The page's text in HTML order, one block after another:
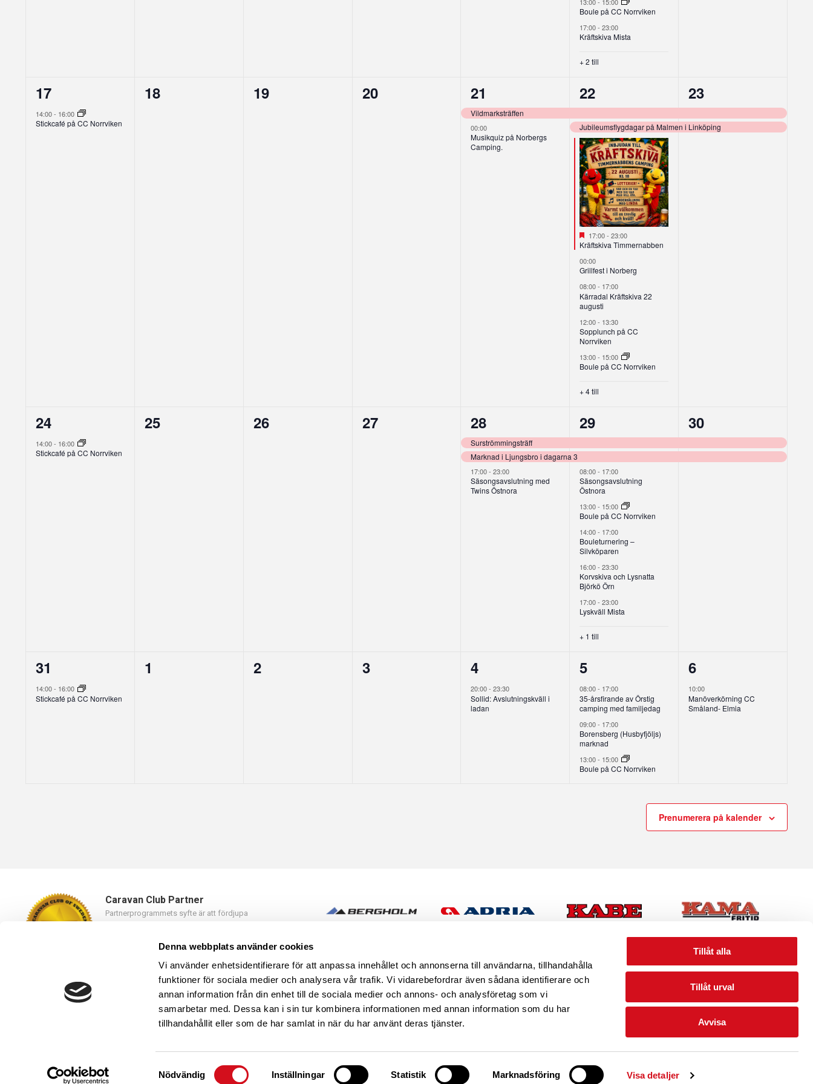
Denna webbplats använder cookies
Vi använder enhetsidentifierare för att anpassa innehållet och annonserna till användarna, tillhandahålla
funktioner för sociala medier och analysera vår trafik. Vi vidarebefordrar även sådana identifierare och
annan information från din enhet till de sociala medier och annons- och analysföretag som vi
samarbetar med. Dessa kan i sin tur kombinera informationen med annan information som du har
tillhandahållit eller som de har samlat in när du har använt deras tjänster.
Samtyckesval
Nödvändig Inställningar Statistik Marknadsföring Visa detaljer
Tillåt alla
Tillåt urval
Avvisa
13:00- 15:00
Boule på CC Norrviken
17:00-23:00
Kräftskiva Mista
+ 2 till
1
evenemang,
17
14:00- 16:00
Stickcafé på CC Norrviken
0
18
0
19
0
20
2
evenemang,
21
Vildmarksträffen
00:00
Musikquiz på Norbergs
Camping.
11
evenemang,
22
Jubileumsflygdagar på Malmen i Linköping
Utvalt
17:00-23:00
Kräftskiva Timmernabben
00:00
Grillfest i Norberg
08:00- 17:00
Kärradal Kräftskiva 22
augusti
12:00- 13:30
Sopplunch på CC
Norrviken
13:00- 15:00
Boule på CC Norrviken
+ 4 till
2
evenemang,
23
1
evenemang,
24
14:00- 16:00
Stickcafé på CC Norrviken
0
25
0
26
0
27
3
evenemang,
28
Surströmmingsträff
Marknad i Ljungsbro i dagarna 3
17:00-23:00
Säsongsavslutning med
Twins Östnora
8
evenemang,
29
08:00- 17:00
Säsongsavslutning
Östnora
13:00- 15:00
Boule på CC Norrviken
14:00- 17:00
Bouleturnering –
Silvköparen
16:00-23:30
Korvskiva och Lysnatta
Björkö Örn
17:00-23:00
Lyskväll Mista
+ 1 till
2
evenemang,
30
1
evenemang,
31
14:00- 16:00
Stickcafé på CC Norrviken
0
1
0
2
0
3
1
evenemang,
4
20:00-23:30
Sollid: Avslutningskväll i
ladan
3
evenemang,
5
08:00- 17:00
35-årsfirande av Örstig
camping med familjedag
09:00- 17:00
Borensberg (Husbyfjöljs)
marknad
13:00- 15:00
Boule på CC Norrviken
1
evenemang,
6
10:00
Manöverkörning CC
Småland- Elmia
Prenumerera på kalender
Caravan Club Partner
Partnerprogrammets syfte är att fördjupa